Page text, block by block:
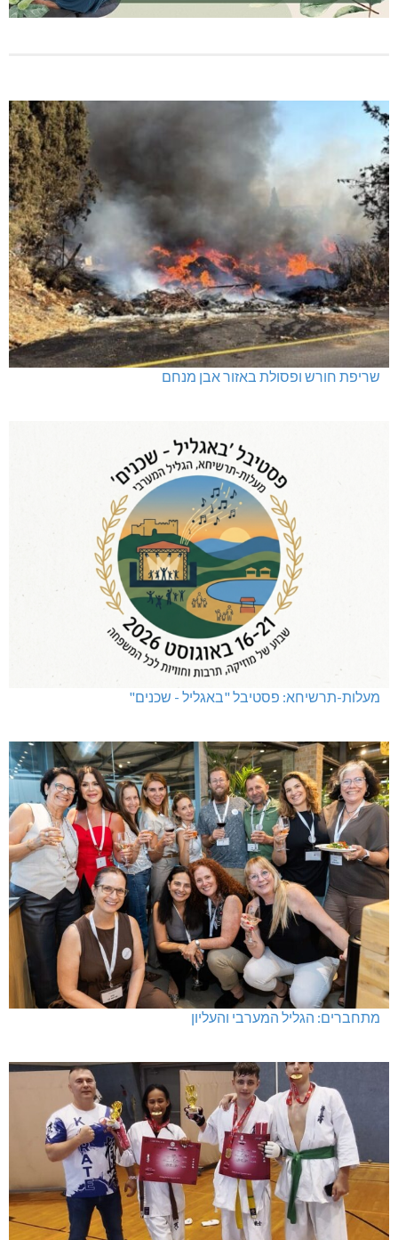
שריפת חורש ופסולת באזור אבן מנחם
מעלות-תרשיחא: פסטיבל "באגליל - שכנים"